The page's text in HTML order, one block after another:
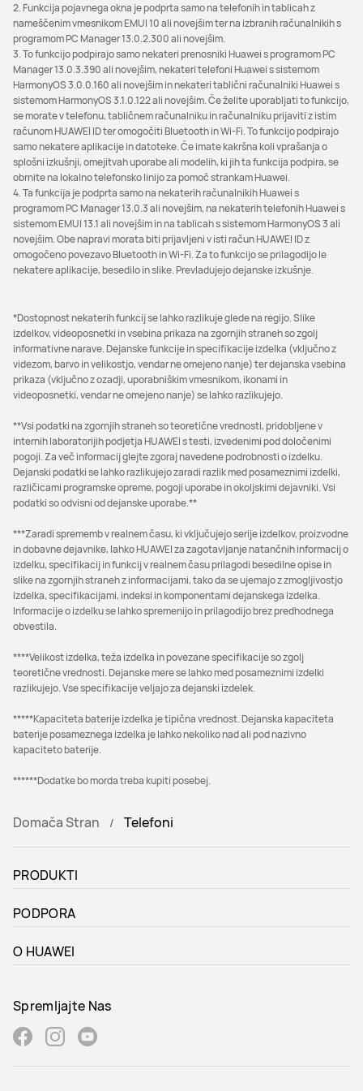
2. Funkcija pojavnega okna je podprta samo na telefonih in tablicah z
nameščenim vmesnikom EMUI 10 ali novejšim ter na izbranih računalnikih s
programom PC Manager 13.0.2.300 ali novejšim.
3. To funkcijo podpirajo samo nekateri prenosniki Huawei s programom PC
Manager 13.0.3.390 ali novejšim, nekateri telefoni Huawei s sistemom
HarmonyOS 3.0.0.160 ali novejšim in nekateri tablični računalniki Huawei s
sistemom HarmonyOS 3.1.0.122 ali novejšim. Če želite uporabljati to funkcijo,
se morate v telefonu, tabličnem računalniku in računalniku prijaviti z istim
računom HUAWEI ID ter omogočiti Bluetooth in Wi-Fi. To funkcijo podpirajo
samo nekatere aplikacije in datoteke. Če imate kakršna koli vprašanja o
splošni izkušnji, omejitvah uporabe ali modelih, ki jih ta funkcija podpira, se
obrnite na lokalno telefonsko linijo za pomoč strankam Huawei.
4. Ta funkcija je podprta samo na nekaterih računalnikih Huawei s
programom PC Manager 13.0.3 ali novejšim, na nekaterih telefonih Huawei s
sistemom EMUI 13.1 ali novejšim in na tablicah s sistemom HarmonyOS 3 ali
novejšim. Obe napravi morata biti prijavljeni v isti račun HUAWEI ID z
omogočeno povezavo Bluetooth in Wi-Fi. Za to funkcijo se prilagodijo le
nekatere aplikacije, besedilo in slike. Prevladujejo dejanske izkušnje.
*Dostopnost nekaterih funkcij se lahko razlikuje glede na regijo. Slike
izdelkov, videoposnetki in vsebina prikaza na zgornjih straneh so zgolj
informativne narave. Dejanske funkcije in specifikacije izdelka (vključno z
videzom, barvo in velikostjo, vendar ne omejeno nanje) ter dejanska vsebina
prikaza (vključno z ozadji, uporabniškim vmesnikom, ikonami in
videoposnetki, vendar ne omejeno nanje) se lahko razlikujejo.
**Vsi podatki na zgornjih straneh so teoretične vrednosti, pridobljene v
internih laboratorijih podjetja HUAWEI s testi, izvedenimi pod določenimi
pogoji. Za več informacij glejte zgoraj navedene podrobnosti o izdelku.
Dejanski podatki se lahko razlikujejo zaradi razlik med posameznimi izdelki,
različicami programske opreme, pogoji uporabe in okoljskimi dejavniki. Vsi
podatki so odvisni od dejanske uporabe.**
***Zaradi sprememb v realnem času, ki vključujejo serije izdelkov, proizvodne
in dobavne dejavnike, lahko HUAWEI za zagotavljanje natančnih informacij o
izdelku, specifikacij in funkcij v realnem času prilagodi besedilne opise in
slike na zgornjih straneh z informacijami, tako da se ujemajo z zmogljivostjo
izdelka, specifikacijami, indeksi in komponentami dejanskega izdelka.
Informacije o izdelku se lahko spremenijo in prilagodijo brez predhodnega
obvestila.
****Velikost izdelka, teža izdelka in povezane specifikacije so zgolj
teoretične vrednosti. Dejanske mere se lahko med posameznimi izdelki
razlikujejo. Vse specifikacije veljajo za dejanski izdelek.
*****Kapaciteta baterije izdelka je tipična vrednost. Dejanska kapaciteta
baterije posameznega izdelka je lahko nekoliko nad ali pod nazivno
kapaciteto baterije.
******Dodatke bo morda treba kupiti posebej.
Domača Stran Telefoni
PRODUKTI
PODPORA
O HUAWEI
Spremljajte Nas